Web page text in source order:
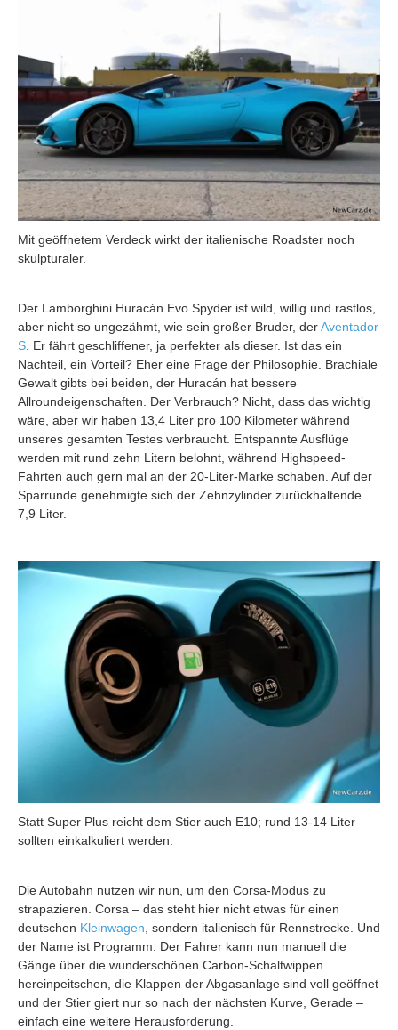
Mit geöffnetem Verdeck wirkt der italienische Roadster noch
skulpturaler.
Der Lamborghini Huracán Evo Spyder ist wild, willig und rastlos,
aber nicht so ungezähmt, wie sein großer Bruder, derAventador
S . Er fährt geschliffener, ja perfekter als dieser. Ist das ein
Nachteil, ein Vorteil? Eher eine Frage der Philosophie. Brachiale
Gewalt gibts bei beiden, der Huracán hat bessere
Allroundeigenschaften. Der Verbrauch? Nicht, dass das wichtig
wäre, aber wir haben 13,4 Liter pro 100 Kilometer während
unseres gesamten Testes verbraucht. Entspannte Ausflüge
werden mit rund zehn Litern belohnt, während Highspeed-
Fahrten auch gern mal an der 20-Liter-Marke schaben. Auf der
Sparrunde genehmigte sich der Zehnzylinder zurückhaltende
7,9 Liter.
Statt Super Plus reicht dem Stier auch E10; rund 13-14 Liter
sollten einkalkuliert werden.
Die Autobahn nutzen wir nun, um den Corsa-Modus zu
strapazieren. Corsa – das steht hier nicht etwas für einen
deutschen Kleinwagen , sondern italienisch für Rennstrecke. Und
der Name ist Programm. Der Fahrer kann nun manuell die
Gänge über die wunderschönen Carbon-Schaltwippen
hereinpeitschen, die Klappen der Abgasanlage sind voll geöffnet
und der Stier giert nur so nach der nächsten Kurve, Gerade –
einfach eine weitere Herausforderung.